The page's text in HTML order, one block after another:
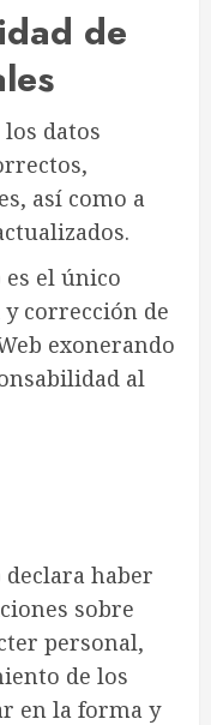
de
datos
así como a
es el único
corrección de
exonerando
al
declara haber
sobre
personal,
de los
en la forma y